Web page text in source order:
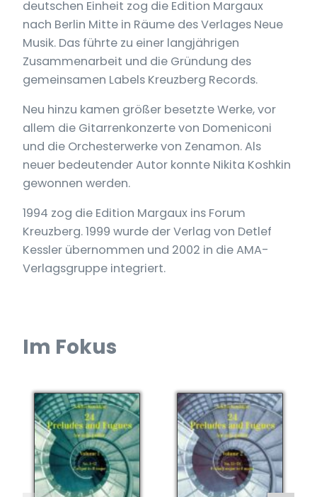
deutschen Einheit zog die Edition Margaux
nach Berlin Mitte in Räume des Verlages Neue
Musik. Das führte zu einer langjährigen
Zusammenarbeit und die Gründung des
gemeinsamen Labels Kreuzberg Records.
Neu hinzu kamen größer besetzte Werke, vor
allem die Gitarrenkonzerte von Domeniconi
und die Orchesterwerke von Zenamon. Als
neuer bedeutender Autor konnte Nikita Koshkin
gewonnen werden.
1994 zog die Edition Margaux ins Forum
Kreuzberg. 1999 wurde der Verlag von Detlef
Kessler übernommen und 2002 in die AMA-
Verlagsgruppe integriert.
Im Fokus